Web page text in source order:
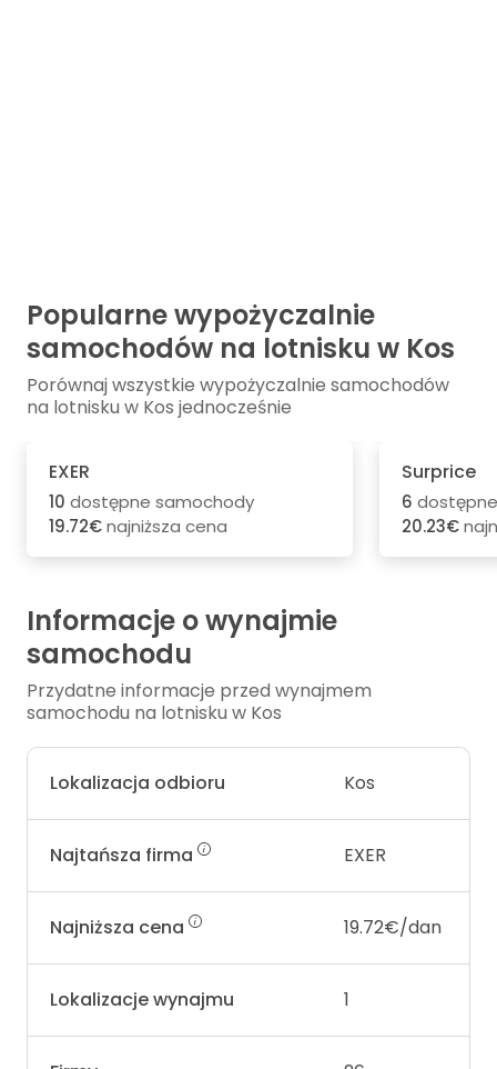
Popularne wypożyczalnie
samochodów na lotnisku w Kos
Porównaj wszystkie wypożyczalnie samochodów
na lotnisku w Kos jednocześnie
EXER
10 dostępne samochody
19.72€najniższa cena
Surprice
6
20.23€
Informacje o wynajmie
samochodu
Przydatne informacje przed wynajmem
samochodu na lotnisku w Kos
Lokalizacja odbioru Kos
Najtańsza firma EXER
Najniższa cena 19.72€/dan
Lokalizacje wynajmu 1